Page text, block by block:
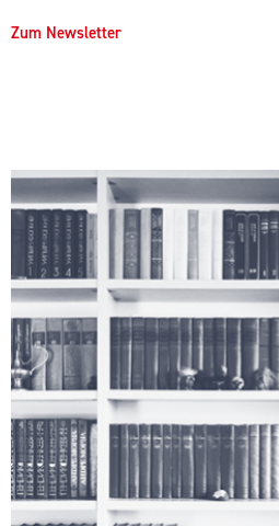
Zum Newsletter